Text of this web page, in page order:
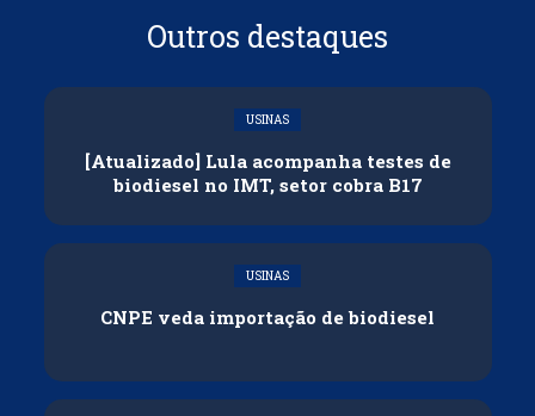
Outros destaques
USINAS
[Atualizado] Lula acompanha testes de
biodiesel no IMT, setor cobra B17
USINAS
CNPE veda importação de biodiesel